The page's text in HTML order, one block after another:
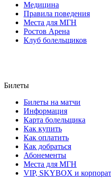
Медицина
Правила поведения
Места для МГН
Ростов Арена
Клуб болельщиков
Билеты
Билеты на матчи
Информация
Карта болельщика
Как купить
Как оплатить
Как добраться
Абонементы
Места для МГН
VIP, SKYBOX и